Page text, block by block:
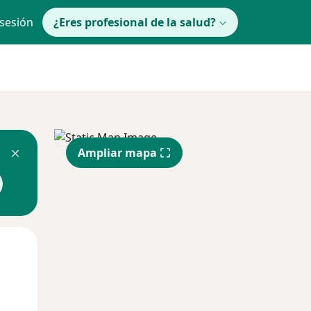
¿Eres profesional de la salud?
Ampliar mapa